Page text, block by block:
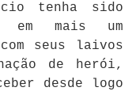
tenha sido
em mais um
seus laivos
de herói,
desde logo